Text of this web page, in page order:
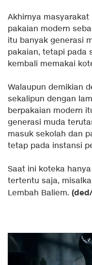
Akhirnya
pakaian modern
itu banyak generasi
pakaian, tetapi pada
kembali memakai
Walaupun demikian
sekalipun dengan
berpakaian modern
generasi muda
masuk sekolah dan
tetap pada instansi
Saat ini koteka
tertentu saja,
Lembah Baliem.